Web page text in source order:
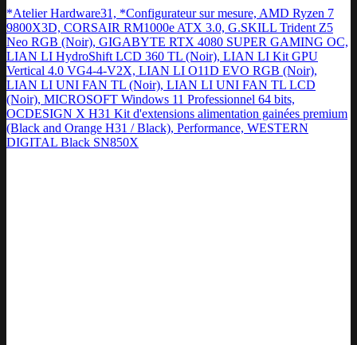
*Atelier Hardware31, *Configurateur sur mesure, AMD Ryzen 7
9800X3D, CORSAIR RM1000e ATX 3.0, G.SKILL Trident Z5
Neo RGB (Noir), GIGABYTE RTX 4080 SUPER GAMING OC,
LIAN LI HydroShift LCD 360 TL (Noir), LIAN LI Kit GPU
Vertical 4.0 VG4-4-V2X, LIAN LI O11D EVO RGB (Noir),
LIAN LI UNI FAN TL (Noir), LIAN LI UNI FAN TL LCD
(Noir), MICROSOFT Windows 11 Professionnel 64 bits,
OCDESIGN X H31 Kit d'extensions alimentation gainées premium
(Black and Orange H31 / Black), Performance, WESTERN
DIGITAL Black SN850X